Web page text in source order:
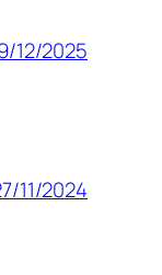
12/2025
11/2024